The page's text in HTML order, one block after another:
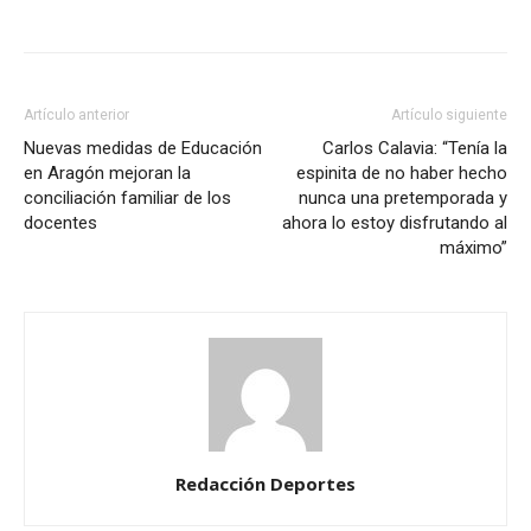
Artículo anterior
Nuevas medidas de Educación
en Aragón mejoran la
conciliación familiar de los
docentes
Artículo siguiente
Carlos Calavia: “Tenía la
espinita de no haber hecho
nunca una pretemporada y
ahora lo estoy disfrutando al
máximo”
Redacción Deportes